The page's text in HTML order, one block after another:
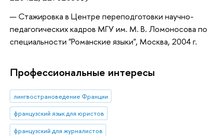
Стажировка в Центре переподготовки научно-
педагогических кадров МГУ им. М. В. Ломоносова по
специальности "Романские языки", Москва, 2004 г.
Профессиональные интересы
лингвострановедение Франции
французский язык для юристов
французский для журналистов